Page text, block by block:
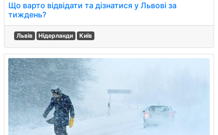
Що варто відвідати та дізнатися у Львові за
тиждень?
Львів Нідерланди Київ